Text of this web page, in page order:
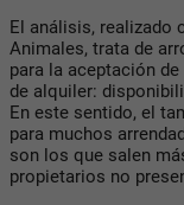
El análisis, realizado
Animales, trata de
para la aceptación
de alquiler:
En este sentido, el
para muchos
son los que salen
propietarios no